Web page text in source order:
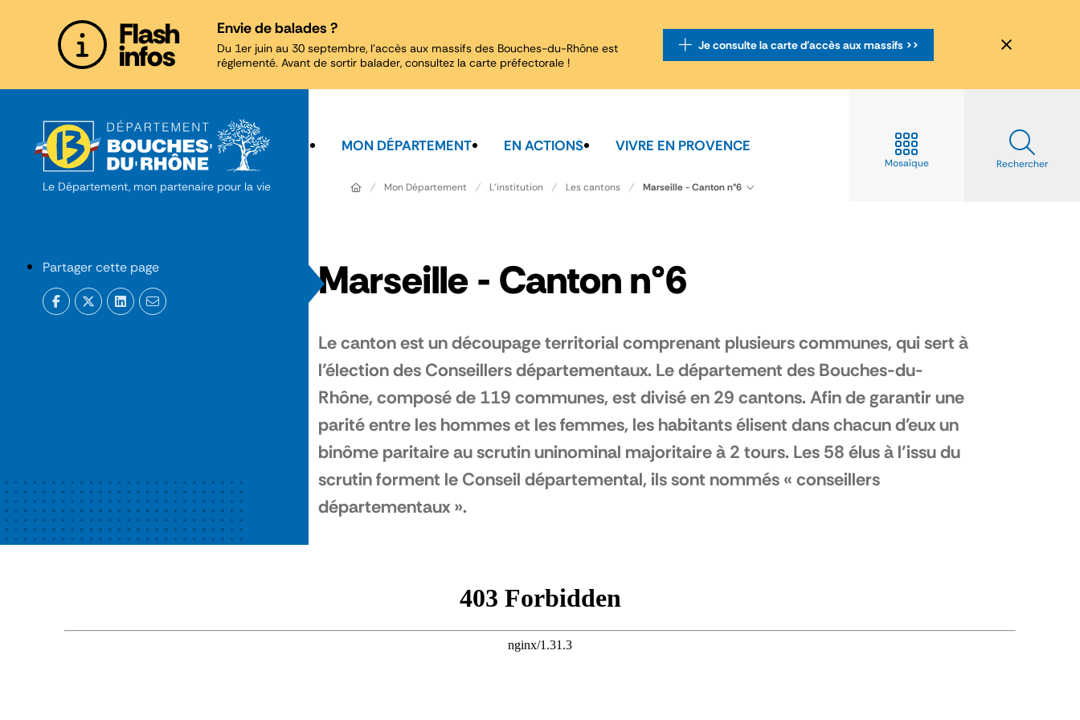
Flash
infos
Envie de balades ?
Du 1er juin au 30 septembre, l'accès aux massifs des Bouches-du-Rhône est
réglementé. Avant de sortir balader, consultez la carte préfectorale !
Je consulte la carte d'accès aux massifs >>
Le Département, mon partenaire pour la vie
MON DÉPARTEMENT EN ACTIONS VIVRE EN PROVENCE
Mosaïque
Rechercher
Mon Département
L'institution Les cantons Marseille - Canton n°6
Marseille - Canton n°6
Le canton est un découpage territorial comprenant plusieurs communes, qui sert à
l’élection des Conseillers départementaux. Le département des Bouches-du-
Rhône, composé de 119 communes, est divisé en 29 cantons. Afin de garantir une
parité entre les hommes et les femmes, les habitants élisent dans chacun d'eux un
binôme paritaire au scrutin uninominal majoritaire à 2 tours. Les 58 élus à l’issu du
scrutin forment le Conseil départemental, ils sont nommés « conseillers
départementaux ».
Partager cette page